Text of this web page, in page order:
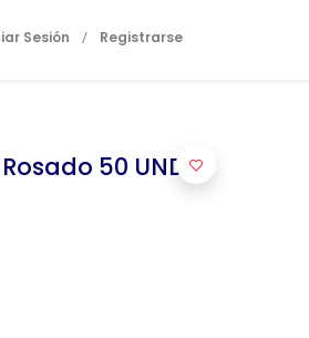
Sesión / Registrarse
50 UND